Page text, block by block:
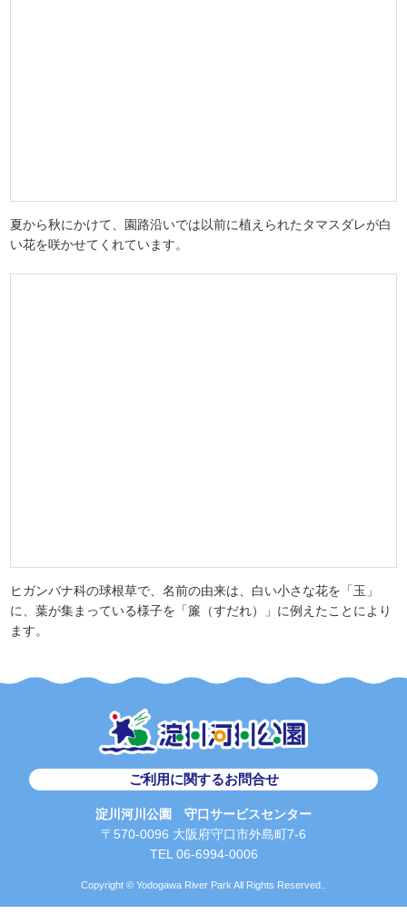
夏から秋にかけて、園路沿いでは以前に植えられたタマスダレが白
い花を咲かせてくれています。
ヒガンバナ科の球根草で、名前の由来は、白い小さな花を「玉」
に、葉が集まっている様子を「簾（すだれ）」に例えたことにより
ます。
ご利用に関するお問合せ
淀川河川公園 守口サービスセンター
〒570-0096 大阪府守口市外島町7-6
TEL 06-6994-0006
Copyright © Yodogawa River Park All Rights Reserved..